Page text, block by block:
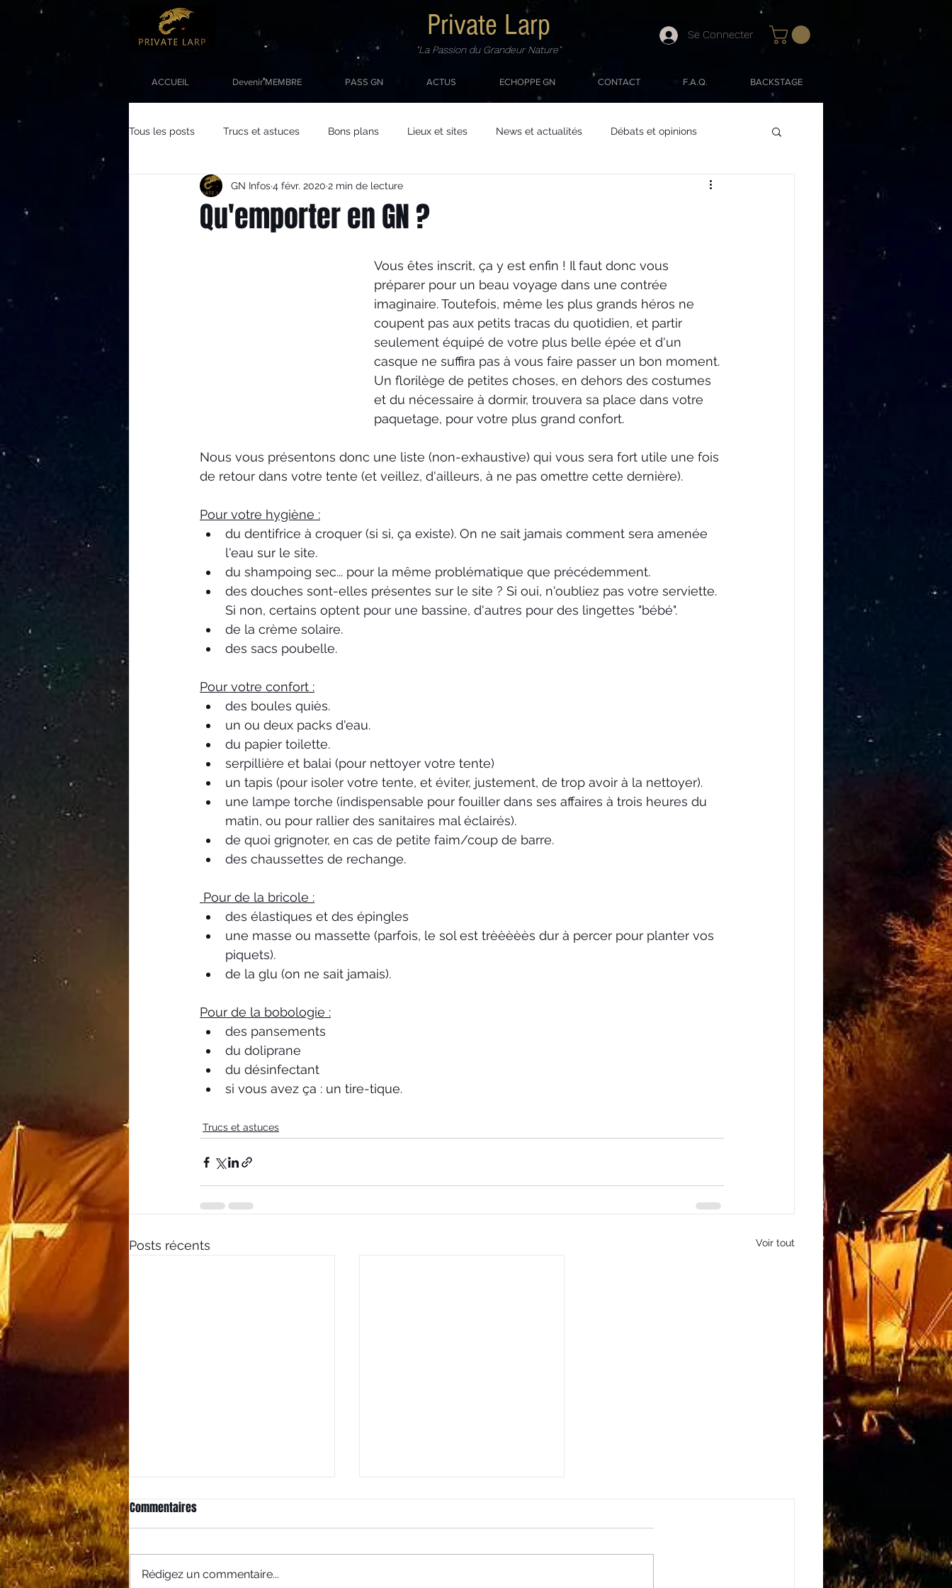
Private Larp
"La Passion du Grandeur Nature"
Se Connecter
ACCUEIL Devenir MEMBRE PASS GN ACTUS ECHOPPE GN CONTACT F.A.Q. BACKSTAGE
Tous les posts Trucs et astuces Bons plans Lieux et sites News et actualités Débats et opinions
Qu'emporter en GN ?
GN Infos4 févr. 2020 2 min de lecture
Vous êtes inscrit, ça y est enfin ! Il faut donc vous
préparer pour un beau voyage dans une contrée
imaginaire. Toutefois, même les plus grands héros ne
coupent pas aux petits tracas du quotidien, et partir
seulement équipé de votre plus belle épée et d'un
casque ne suffira pas à vous faire passer un bon moment.
Un florilège de petites choses, en dehors des costumes
et du nécessaire à dormir, trouvera sa place dans votre
paquetage, pour votre plus grand confort.
Nous vous présentons donc une liste (non-exhaustive) qui vous sera fort utile une fois
de retour dans votre tente (et veillez, d'ailleurs, à ne pas omettre cette dernière).
Pour votre hygiène :
du dentifrice à croquer (si si, ça existe). On ne sait jamais comment sera amenée
l'eau sur le site.
du shampoing sec... pour la même problématique que précédemment.
des douches sont-elles présentes sur le site ? Si oui, n'oubliez pas votre serviette.
Si non, certains optent pour une bassine, d'autres pour des lingettes "bébé".
de la crème solaire.
des sacs poubelle.
Pour votre confort :
des boules quiès.
un ou deux packs d'eau.
du papier toilette.
serpillière et balai (pour nettoyer votre tente)
un tapis (pour isoler votre tente, et éviter, justement, de trop avoir à la nettoyer).
une lampe torche (indispensable pour fouiller dans ses affaires à trois heures du
matin, ou pour rallier des sanitaires mal éclairés).
de quoi grignoter, en cas de petite faim/coup de barre.
des chaussettes de rechange.
Pour de la bricole :
des élastiques et des épingles
une masse ou massette (parfois, le sol est trèèèèès dur à percer pour planter vos
piquets).
de la glu (on ne sait jamais).
Pour de la bobologie :
des pansements
du doliprane
du désinfectant
si vous avez ça : un tire-tique.
Trucs et astuces
Posts récents Voir tout
Bien dormir en GN
Commentaires
Rédigez un commentaire...